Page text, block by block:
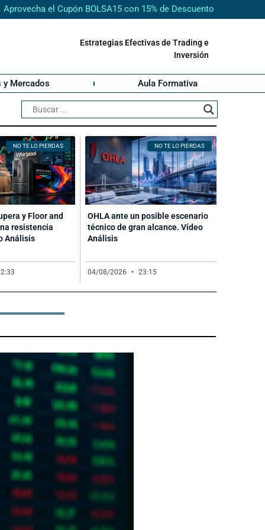
Aprovecha el Cupón BOLSA15 con 15% de Descuento
Estrategias Efectivas de Trading e
Inversión
y Mercados Aula Formativa
NO TE LO PIERDAS
y Floor and
resistencia
Análisis
NO TE LO PIERDAS
OHLA ante un posible escenario
técnico de gran alcance. Vídeo
Análisis
04/08/2026 23:15